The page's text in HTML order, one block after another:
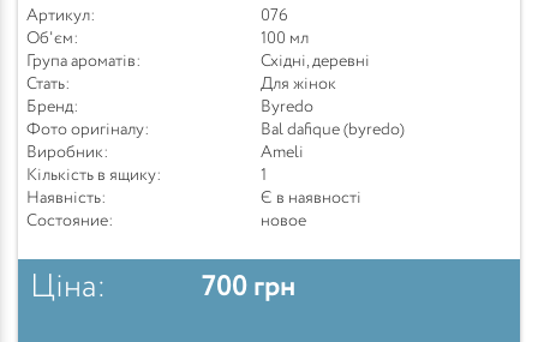
Артикул:
076
Об'єм:
100 мл
Група ароматів:
Східні, деревні
Стать:
Для жінок
Бренд:
Byredo
Фото оригіналу:
Bal dafique (byredo)
Виробник:
Ameli
Кількість в ящику:
1
Наявність:
Є в наявності
Состояние:
новое
Ціна: 700 грн